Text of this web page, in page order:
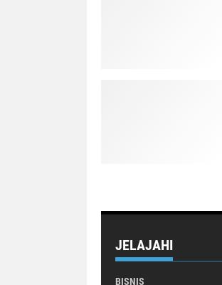
JELAJAHI
BISNIS